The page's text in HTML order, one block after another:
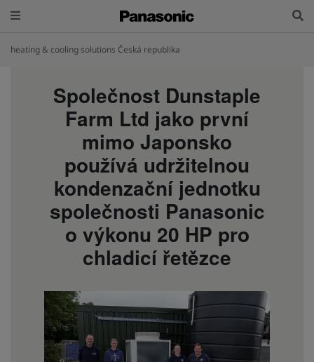
heating & cooling solutions Česká republika
Společnost Dunstaple
Farm Ltd jako první
mimo Japonsko
používá udržitelnou
kondenzační jednotku
společnosti Panasonic
o výkonu 20 HP pro
chladicí řetězce